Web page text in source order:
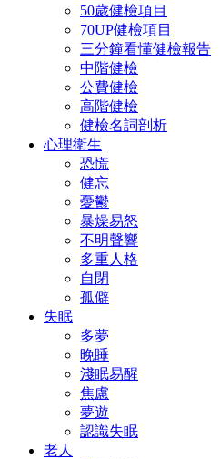
50歲健檢項目
70UP健檢項目
三分鐘看懂健檢報告
中階健檢
公費健檢
高階健檢
健檢名詞剖析
心理衛生
恐慌
健忘
憂鬱
暴燥易怒
不明聲響
多重人格
自閉
孤僻
失眠
多夢
晚睡
淺眠易醒
焦慮
夢遊
認識失眠
老人